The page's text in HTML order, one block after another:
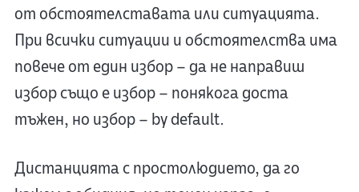
от обстоятелставата или ситуацията.
При всички ситуации и обстоятелства има
повече от един избор – да не направиш
избор също е избор – понякога доста
тъжен, но избор – by default.
Дистанцията с простолюдието, да го